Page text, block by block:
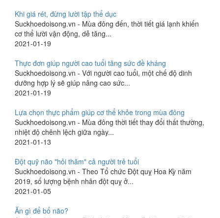
Khi giá rét, đừng lười tập thể dục
Suckhoedoisong.vn - Mùa đông đến, thời tiết giá lạnh khiến
cơ thể lười vận động, dễ tăng...
2021-01-19
Thực đơn giúp người cao tuổi tăng sức đề kháng
Suckhoedoisong.vn - Với người cao tuổi, một chế độ dinh
dưỡng hợp lý sẽ giúp nâng cao sức...
2021-01-19
Lựa chọn thực phẩm giúp cơ thể khỏe trong mùa đông
Suckhoedoisong.vn - Mùa đông thời tiết thay đổi thất thường,
nhiệt độ chênh lệch giữa ngày...
2021-01-13
Đột quỹ não "hỏi thăm" cả người trẻ tuổi
Suckhoedoisong.vn - Theo Tổ chức Đột quỵ Hoa Kỳ năm
2019, số lượng bệnh nhân đột quỵ ở...
2021-01-05
Ăn gì để bổ não?